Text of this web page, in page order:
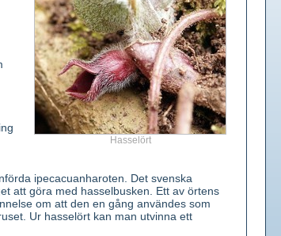
Hasselört
ipecacuanharoten. Det svenska
att göra med hasselbusken. Ett av örtens
om att den en gång användes som
Ur hasselört kan man utvinna ett